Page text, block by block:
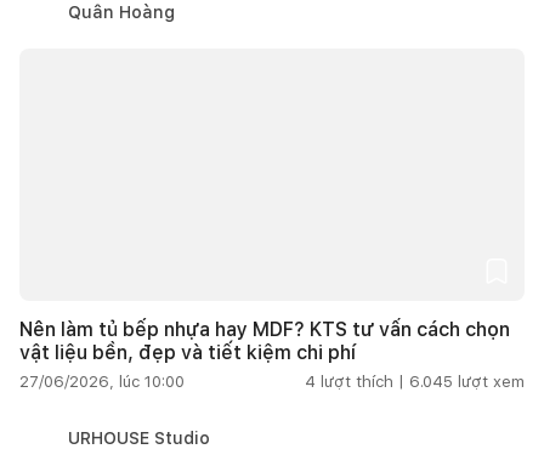
Quân Hoàng
Nên làm tủ bếp nhựa hay MDF? KTS tư vấn cách chọn
vật liệu bền, đẹp và tiết kiệm chi phí
27/06/2026, lúc 10:00 4 lượt thích | 6.045 lượt xem
URHOUSE Studio